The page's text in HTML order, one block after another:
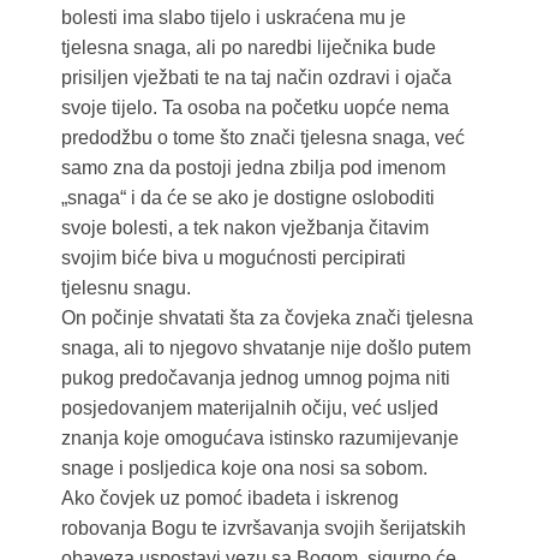
bolesti ima slabo tijelo i uskraćena mu je
tjelesna snaga, ali po naredbi liječnika bude
prisiljen vježbati te na taj način ozdravi i ojača
svoje tijelo. Ta osoba na početku uopće nema
predodžbu o tome što znači tjelesna snaga, već
samo zna da postoji jedna zbilja pod imenom
„snaga“ i da će se ako je dostigne osloboditi
svoje bolesti, a tek nakon vježbanja čitavim
svojim biće biva u mogućnosti percipirati
tjelesnu snagu.
On počinje shvatati šta za čovjeka znači tjelesna
snaga, ali to njegovo shvatanje nije došlo putem
pukog predočavanja jednog umnog pojma niti
posjedovanjem materijalnih očiju, već usljed
znanja koje omogućava istinsko razumijevanje
snage i posljedica koje ona nosi sa sobom.
Ako čovjek uz pomoć ibadeta i iskrenog
robovanja Bogu te izvršavanja svojih šerijatskih